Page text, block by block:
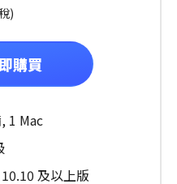
)
購買
1 Mac
及以上版